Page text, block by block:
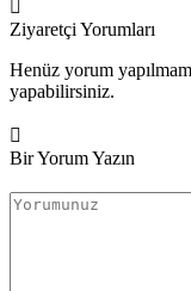
Ziyaretçi Yorumları
Henüz yorum
yapabilirsiniz.
Bir Yorum Yazın